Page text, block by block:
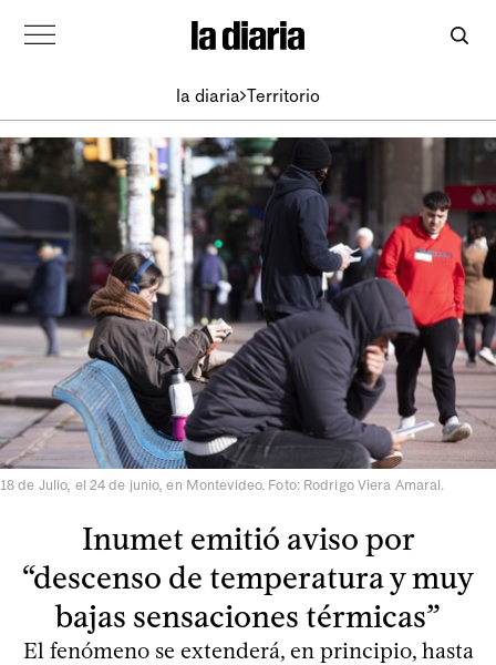
la diaria Territorio
18 de Julio, el 24 de junio, en Montevideo. Foto: Rodrigo Viera Amaral.
Inumet emitió aviso por
“descenso de temperatura y muy
bajas sensaciones térmicas”
El fenómeno se extenderá, en principio, hasta